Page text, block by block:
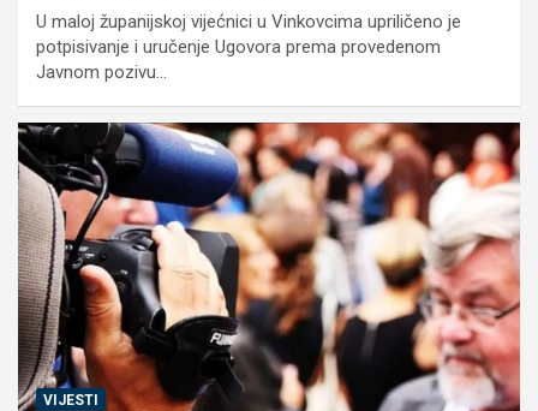
U maloj županijskoj vijećnici u Vinkovcima upriličeno je
potpisivanje i uručenje Ugovora prema provedenom
Javnom pozivu…
VIJESTI